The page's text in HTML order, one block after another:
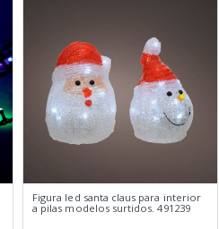
Figura led santa claus para interior
a pilas modelos surtidos. 491239